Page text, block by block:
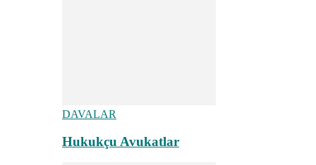
DAVALAR
Hukukçu Avukatlar